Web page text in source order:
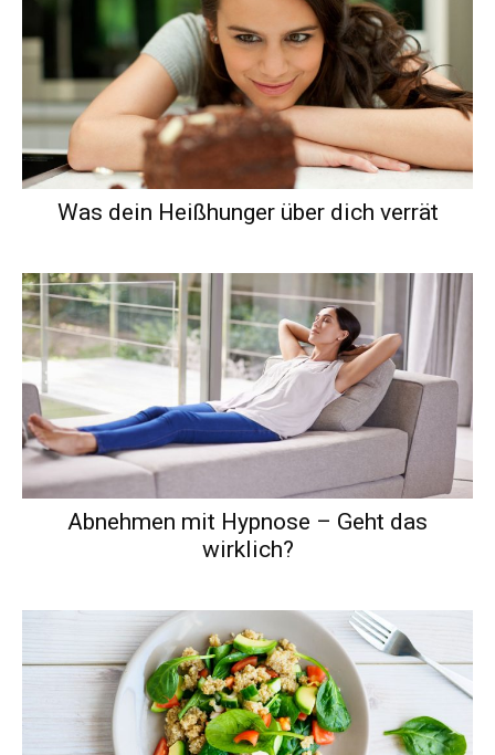
Was dein Heißhunger über dich verrät
Abnehmen mit Hypnose – Geht das
wirklich?